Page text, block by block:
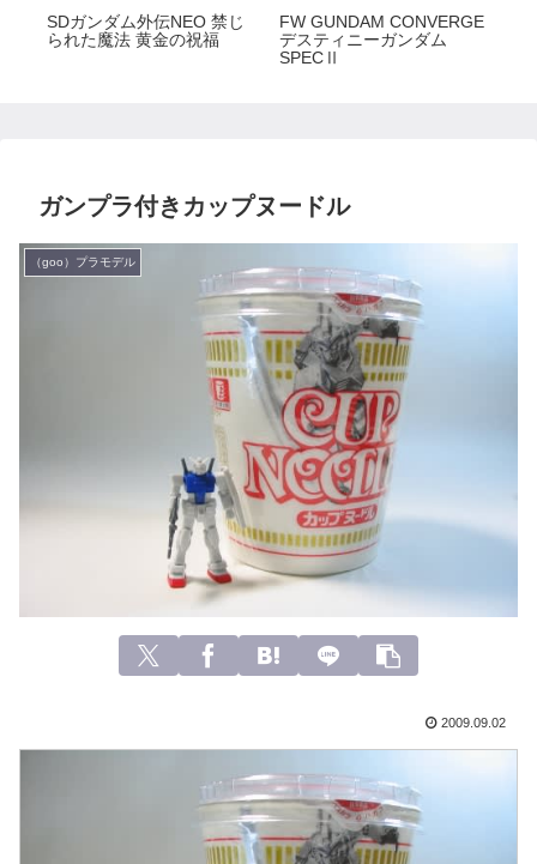
SDガンダム外伝NEO 禁じ
られた魔法 黄金の祝福
FW GUNDAM CONVERGE
デスティニーガンダム
SPECⅡ
ガンプラ付きカップヌードル
（goo）プラモデル
2009.09.02